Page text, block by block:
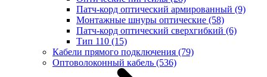
Патч-корд оптический армированный (9)
Монтажные шнуры оптические (58)
Патч-корд оптический сверхгибкий (6)
Тип 110 (15)
Кабели прямого подключения (79)
Оптоволоконный кабель (536)